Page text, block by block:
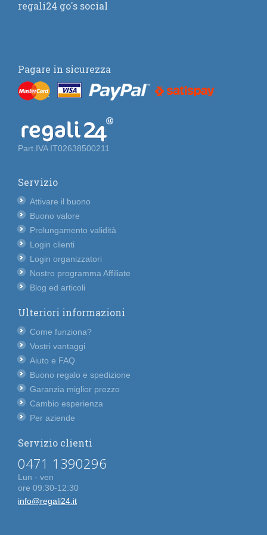
regali24 go's social
Pagare in sicurezza
Part.IVA IT02638500211
Servizio
Attivare il buono
Buono valore
Prolungamento validità
Login clienti
Login organizzatori
Nostro programma Affiliate
Blog ed articoli
Ulteriori informazioni
Come funziona?
Vostri vantaggi
Aiuto e FAQ
Buono regalo e spedizione
Garanzia miglior prezzo
Cambio esperienza
Per aziende
Servizio clienti
0471 1390296
Lun - ven
ore 09:30-12:30
info@regali24.it